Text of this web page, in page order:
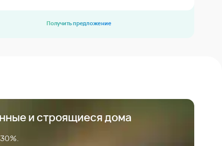
Получить предложение
и строящиеся дома